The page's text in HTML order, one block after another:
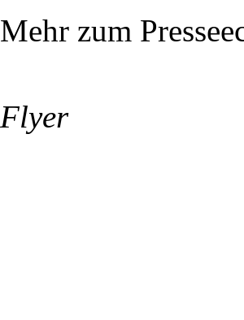
Mehr zum
Flyer